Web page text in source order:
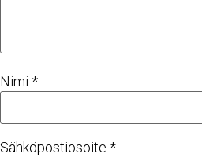
Nimi *
Sähköpostiosoite *